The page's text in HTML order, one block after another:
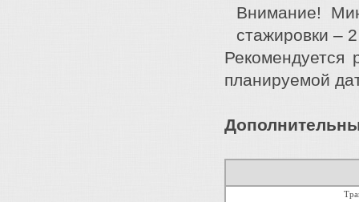
Внимание!
стажировки –
Рекомендуется
планируемой